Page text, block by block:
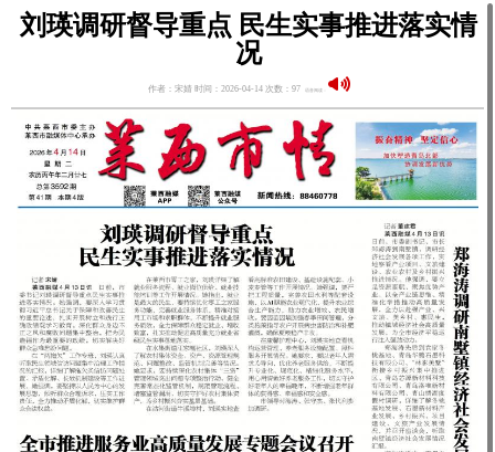
刘瑛调研督导重点 民生实事推进落实情
况
作者：宋婧 时间：2026-04-14 次数：97 语音阅读：